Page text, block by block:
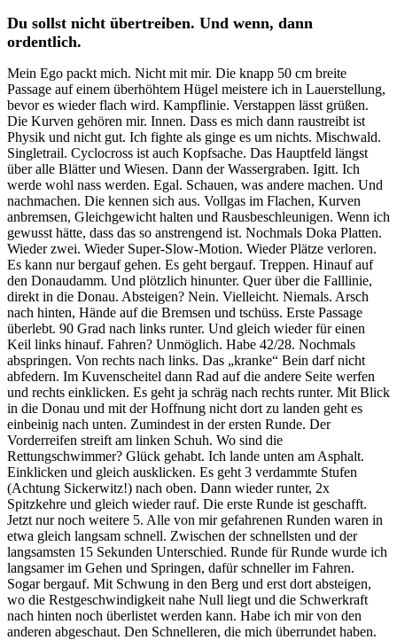
Du sollst nicht übertreiben. Und wenn, dann
ordentlich.
Mein Ego packt mich. Nicht mit mir. Die knapp 50 cm breite
Passage auf einem überhöhtem Hügel meistere ich in Lauerstellung,
bevor es wieder flach wird. Kampflinie. Verstappen lässt grüßen.
Die Kurven gehören mir. Innen. Dass es mich dann raustreibt ist
Physik und nicht gut. Ich fighte als ginge es um nichts. Mischwald.
Singletrail. Cyclocross ist auch Kopfsache. Das Hauptfeld längst
über alle Blätter und Wiesen. Dann der Wassergraben. Igitt. Ich
werde wohl nass werden. Egal. Schauen, was andere machen. Und
nachmachen. Die kennen sich aus. Vollgas im Flachen, Kurven
anbremsen, Gleichgewicht halten und Rausbeschleunigen. Wenn ich
gewusst hätte, dass das so anstrengend ist. Nochmals Doka Platten.
Wieder zwei. Wieder Super-Slow-Motion. Wieder Plätze verloren.
Es kann nur bergauf gehen. Es geht bergauf. Treppen. Hinauf auf
den Donaudamm. Und plötzlich hinunter. Quer über die Falllinie,
direkt in die Donau. Absteigen? Nein. Vielleicht. Niemals. Arsch
nach hinten, Hände auf die Bremsen und tschüss. Erste Passage
überlebt. 90 Grad nach links runter. Und gleich wieder für einen
Keil links hinauf. Fahren? Unmöglich. Habe 42/28. Nochmals
abspringen. Von rechts nach links. Das „kranke“ Bein darf nicht
abfedern. Im Kuvenscheitel dann Rad auf die andere Seite werfen
und rechts einklicken. Es geht ja schräg nach rechts runter. Mit Blick
in die Donau und mit der Hoffnung nicht dort zu landen geht es
einbeinig nach unten. Zumindest in der ersten Runde. Der
Vorderreifen streift am linken Schuh. Wo sind die
Rettungschwimmer? Glück gehabt. Ich lande unten am Asphalt.
Einklicken und gleich ausklicken. Es geht 3 verdammte Stufen
(Achtung Sickerwitz!) nach oben. Dann wieder runter, 2x
Spitzkehre und gleich wieder rauf. Die erste Runde ist geschafft.
Jetzt nur noch weitere 5. Alle von mir gefahrenen Runden waren in
etwa gleich langsam schnell. Zwischen der schnellsten und der
langsamsten 15 Sekunden Unterschied. Runde für Runde wurde ich
langsamer im Gehen und Springen, dafür schneller im Fahren.
Sogar bergauf. Mit Schwung in den Berg und erst dort absteigen,
wo die Restgeschwindigkeit nahe Null liegt und die Schwerkraft
nach hinten noch überlistet werden kann. Habe ich mir von den
anderen abgeschaut. Den Schnelleren, die mich überrundet haben.